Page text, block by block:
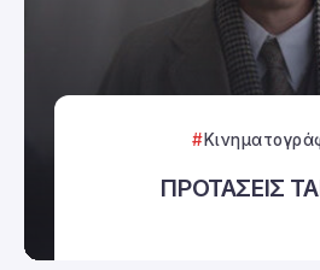
ΠΡΟΤΑΣΕΙΣ